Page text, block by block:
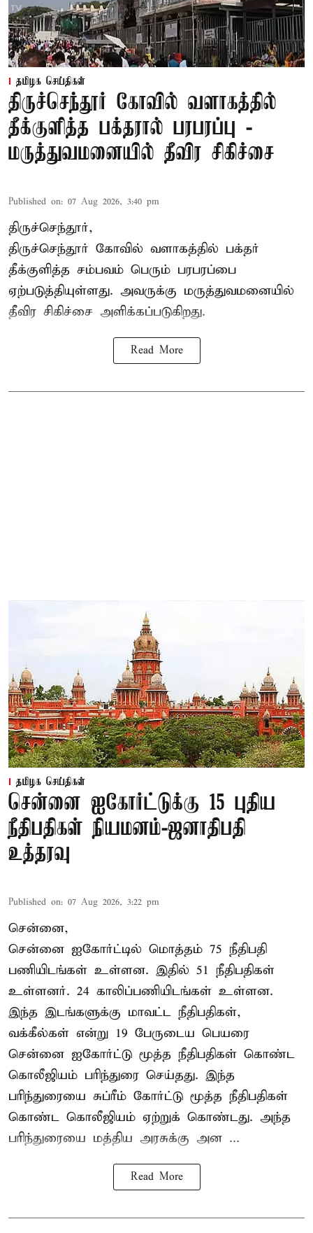
தமிழக செய்திகள்
திருச்செந்தூர் கோவில் வளாகத்தில்
தீக்குளித்த பக்தரால் பரபரப்பு -
மருத்துவமனையில் தீவிர சிகிச்சை
Published on: 07 Aug 2026, 3:40 pm
திருச்செந்தூர்,
திருச்செந்தூர் கோவில் வளாகத்தில் பக்தர்
தீக்குளித்த சம்பவம் பெரும் பரபரப்பை
ஏற்படுத்தியுள்ளது. அவருக்கு மருத்துவமனையில்
தீவிர சிகிச்சை அளிக்கப்படுகிறது.
Read More
தமிழக செய்திகள்
சென்னை ஐகோர்ட்டுக்கு 15 புதிய
நீதிபதிகள் நியமனம்-ஜனாதிபதி
உத்தரவு
Published on: 07 Aug 2026, 3:22 pm
சென்னை,
சென்னை ஐகோர்ட்டில் மொத்தம் 75 நீதிபதி
பணியிடங்கள் உள்ளன. இதில் 51 நீதிபதிகள்
உள்ளனர். 24 காலிப்பணியிடங்கள் உள்ளன.
இந்த இடங்களுக்கு மாவட்ட நீதிபதிகள்,
வக்கீல்கள் என்று 19 பேருடைய பெயரை
சென்னை ஐகோர்ட்டு மூத்த நீதிபதிகள் கொண்ட
கொலீஜியம் பரிந்துரை செய்தது. இந்த
பரிந்துரையை சுப்ரீம் கோர்ட்டு மூத்த நீதிபதிகள்
கொண்ட கொலீஜியம் ஏற்றுக் கொண்டது. அந்த
பரிந்துரையை மத்திய அரசுக்கு அன ...
Read More